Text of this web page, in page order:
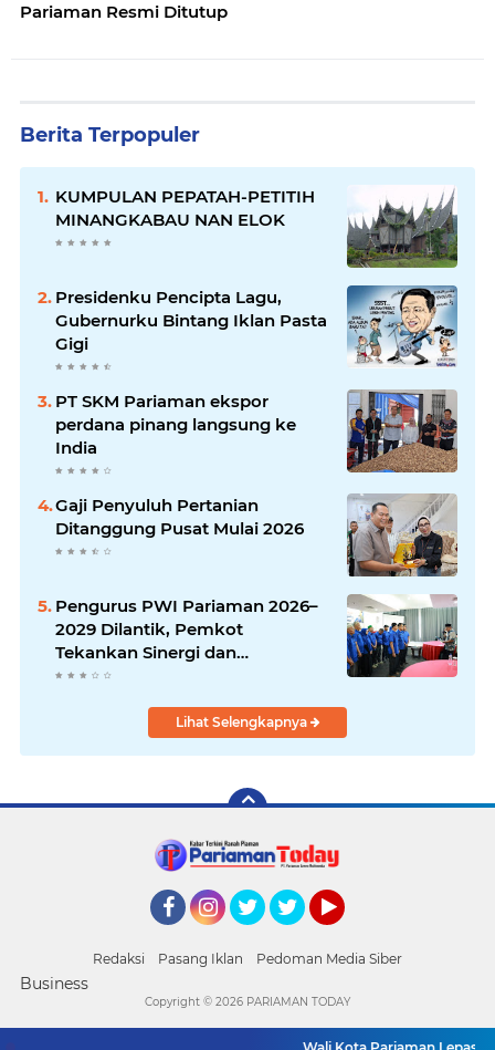
Pariaman Resmi Ditutup
Berita Terpopuler
KUMPULAN PEPATAH-PETITIH
MINANGKABAU NAN ELOK
Presidenku Pencipta Lagu,
Gubernurku Bintang Iklan Pasta
Gigi
PT SKM Pariaman ekspor
perdana pinang langsung ke
India
Gaji Penyuluh Pertanian
Ditanggung Pusat Mulai 2026
Pengurus PWI Pariaman 2026–
2029 Dilantik, Pemkot
Tekankan Sinergi dan
Profesionalisme Pers
Lihat Selengkapnya
Redaksi Pasang Iklan Pedoman Media Siber
Business
Copyright © 2026 PARIAMAN TODAY